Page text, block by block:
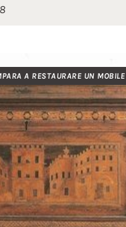
A RESTAURARE UN MOBILE